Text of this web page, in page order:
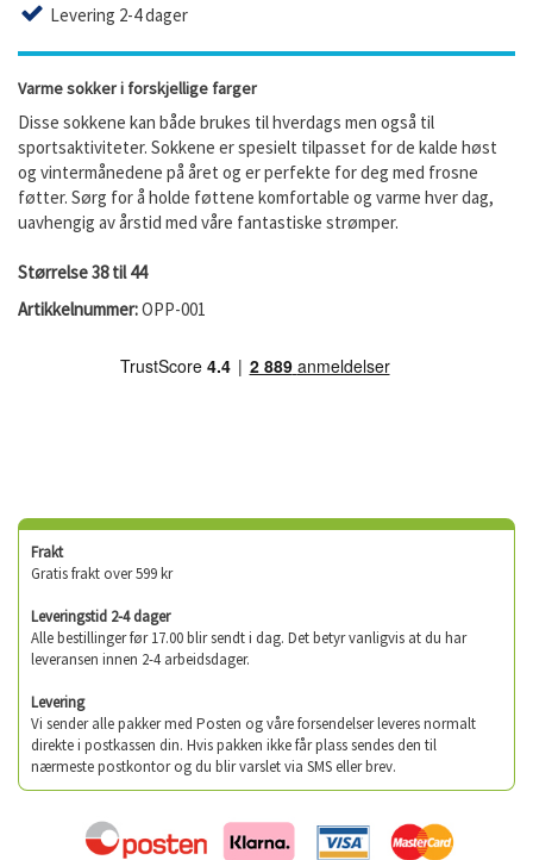
Levering 2-4 dager
Varme sokker i forskjellige farger
Disse sokkene kan både brukes til hverdags men også til
sportsaktiviteter. Sokkene er spesielt tilpasset for de kalde høst
og vintermånedene på året og er perfekte for deg med frosne
føtter. Sørg for å holde føttene komfortable og varme hver dag,
uavhengig av årstid med våre fantastiske strømper.
Størrelse 38 til 44
Artikkelnummer:OPP-001
Frakt
Gratis frakt over 599 kr
Leveringstid 2-4 dager
Alle bestillinger før 17.00 blir sendt i dag. Det betyr vanligvis at du har
leveransen innen 2-4 arbeidsdager.
Levering
Vi sender alle pakker med Posten og våre forsendelser leveres normalt
direkte i postkassen din. Hvis pakken ikke får plass sendes den til
nærmeste postkontor og du blir varslet via SMS eller brev.